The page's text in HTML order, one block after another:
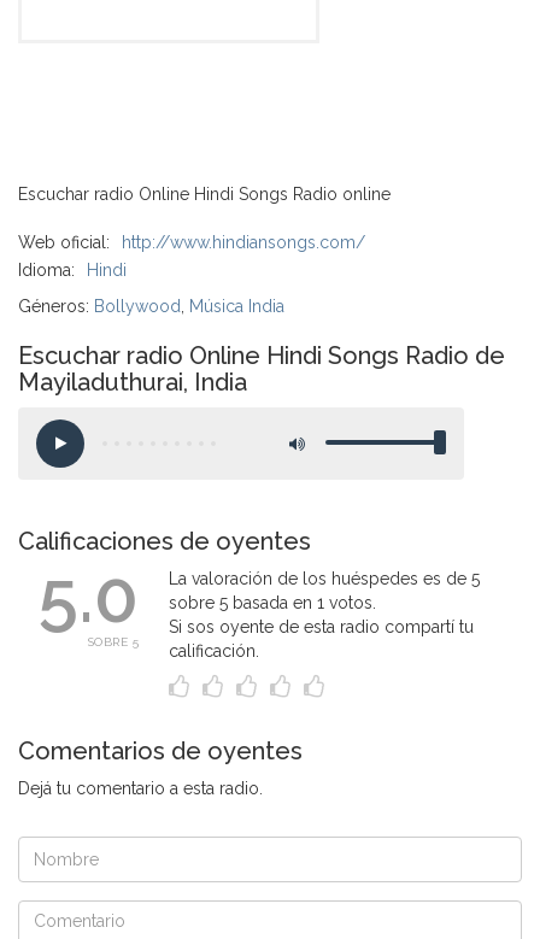
Escuchar radio Online Hindi Songs Radio online
Web oficial:
http://www.hindiansongs.com/
Idioma:
Hindi
Géneros: Bollywood Música India
Escuchar radio Online Hindi Songs Radio de
Mayiladuthurai, India
Calificaciones de oyentes
5.0
SOBRE 5
La valoración de los huéspedes es de 5
sobre 5 basada en 1 votos.
Si sos oyente de esta radio compartí tu
calificación.
Comentarios de oyentes
Dejá tu comentario a esta radio.